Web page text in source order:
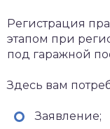
Регистрация
этапом при
под гаражной
Здесь вам
Заявление;